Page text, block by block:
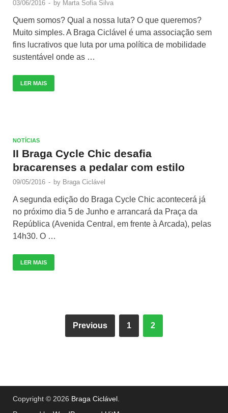
03/06/2016 - by Marta Sofia Silva
Quem somos? Qual a nossa luta? O que queremos?
Muito simples. A Braga Ciclável é uma associação sem
fins lucrativos que luta por uma política de mobilidade
sustentável onde as …
LER MAIS
NOTÍCIAS
II Braga Cycle Chic desafia
bracarenses a pedalar com estilo
09/05/2016 - by Braga Ciclável
A segunda edição do Braga Cycle Chic acontecerá já
no próximo dia 5 de Junho e arrancará da Praça da
República (Avenida Central, em frente à Arcada), pelas
14h30. O …
LER MAIS
Previous 1 2
Copyright © 2026 Braga Ciclável.